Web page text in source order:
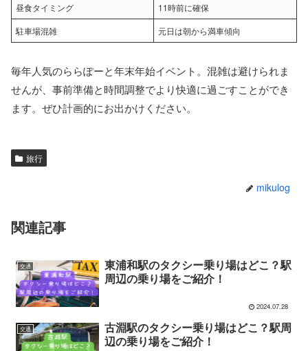
昼食タイミング
11時前に確保
駐車場混雑
元日は朝から満車傾向
毎年人気のららぽーと年末年始イベント。混雑は避けられま
せんが、事前準備と時間調整でより快適に過ごすことができ
ます。ぜひ計画的にお出かけください。
旅行
mikulog
関連記事
交通
東浦和駅のタクシー乗り場はどこ？駅
周辺の乗り場をご紹介！
2024.07.28
交通
古淵駅のタクシー乗り場はどこ？駅周
辺の乗り場をご紹介！